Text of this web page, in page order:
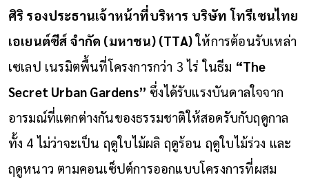
ศิริ รองประธานเจ้าหน้าที่บริหาร บริษัท โทรีเซนไทย
เอเยนต์ซีส์ จำกัด (มหาชน) (TTA)ให้การต้อนรับเหล่า
เซเลป เนรมิตพื้นที่โครงการกว่า 3 ไร่ ในธีม “The
Secret Urban Gardens” ซึ่งได้รับแรงบันดาลใจจาก
อารมณ์ที่แตกต่างกันของธรรมชาติให้สอดรับกับฤดูกาล
ทั้ง 4 ไม่ว่าจะเป็น ฤดูใบไม้ผลิ ฤดูร้อน ฤดูใบไม้ร่วง และ
ฤดูหนาว ตามคอนเซ็ปต์การออกแบบโครงการที่ผสม